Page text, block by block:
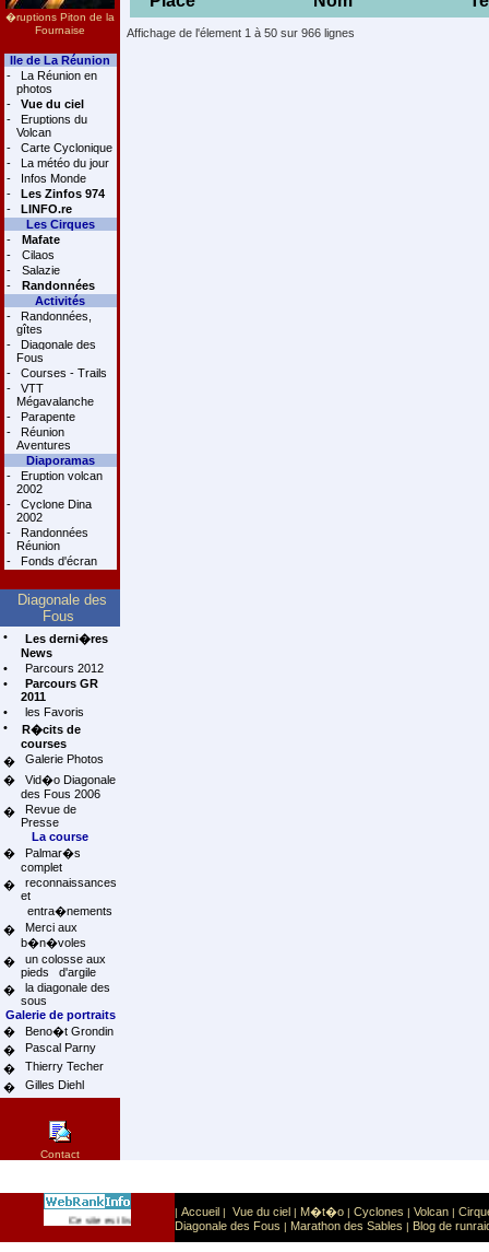
�ruptions Piton de la
Fournaise
Ile de La Réunion
-
La Réunion en
photos
-
Vue du ciel
-
Eruptions du
Volcan
-
Carte Cyclonique
-
La météo du jour
-
Infos Monde
-
Les Zinfos 974
-
LINFO.re
Les Cirques
-
Mafate
-
Cilaos
-
Salazie
-
Randonnées
Activités
-
Randonnées,
gîtes
-
Diagonale des
Fous
-
Courses - Trails
-
VTT
Mégavalanche
-
Parapente
-
Réunion
Aventures
Diaporamas
-
Eruption volcan
2002
-
Cyclone Dina
2002
-
Randonnées
Réunion
-
Fonds d'écran
Diagonale des
Fous
•
Les derni�res
News
•
Parcours 2012
•
Parcours GR
2011
•
les Favoris
•
R�cits de
courses
�
Galerie Photos
�
Vid�o Diagonale
des Fous 2006
�
Revue de
Presse
La course
�
Palmar�s
complet
�
reconnaissances
et
entra�nements
�
Merci aux
b�n�voles
�
un colosse aux
pieds d'argile
�
la diagonale des
sous
Galerie de portraits
�
Beno�t Grondin
�
Pascal Parny
�
Thierry Techer
�
Gilles Diehl
Contact
Affichage de l'élement 1 à 50 sur 966 lignes
Ce site est list� dans la cat�gorie Sport: Sports extr�mes
| Accueil | Vue du ciel | M�t�o | Cyclones | Volcan |
Diagonale des Fous | Marathon des Sables | Blog de